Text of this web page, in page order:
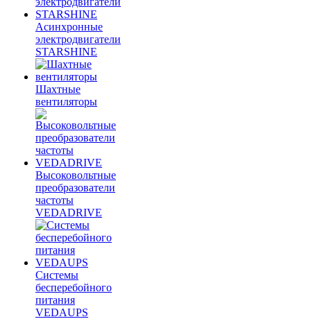
Асинхронные
электродвигатели
STARSHINE
Шахтные
вентиляторы
Высоковольтные
преобразователи
частоты
VEDADRIVE
Системы
бесперебойного
питания
VEDAUPS